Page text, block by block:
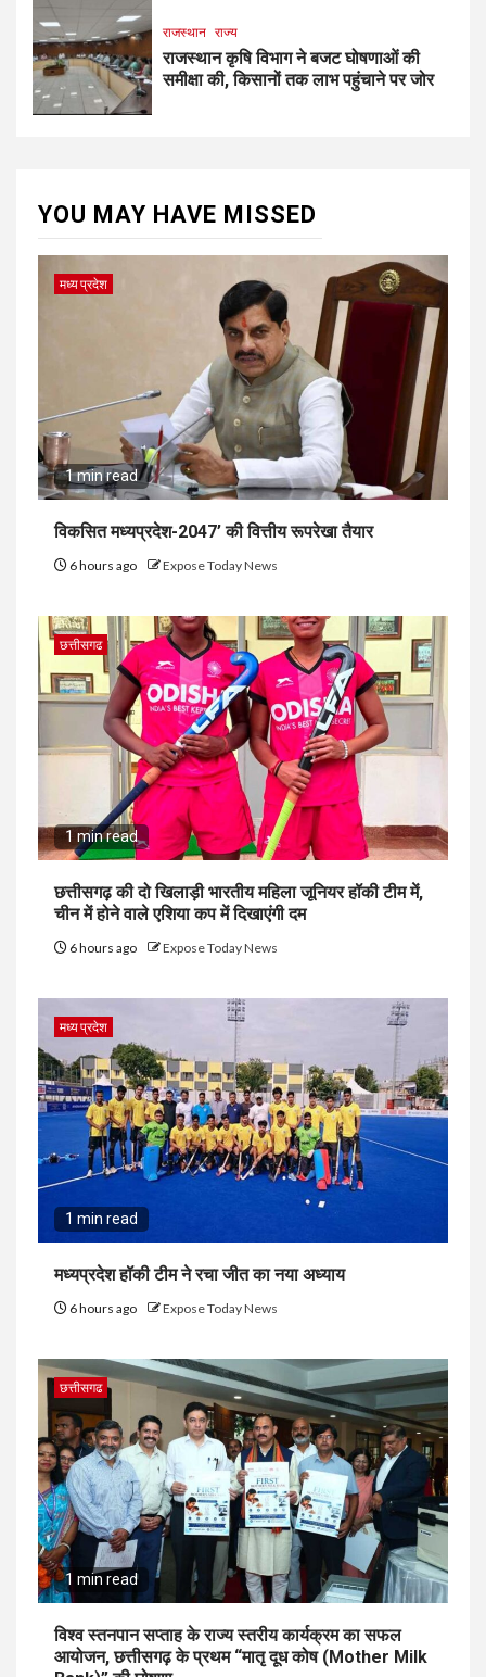
राजस्थान राज्य
राजस्थान कृषि विभाग ने बजट घोषणाओं की
समीक्षा की, किसानों तक लाभ पहुंचाने पर जोर
YOU MAY HAVE MISSED
मध्य प्रदेश
1 min read
विकसित मध्यप्रदेश-2047’ की वित्तीय रूपरेखा तैयार
6 hours ago Expose Today News
छत्तीसगढ
1 min read
छत्तीसगढ़ की दो खिलाड़ी भारतीय महिला जूनियर हॉकी टीम में,
चीन में होने वाले एशिया कप में दिखाएंगी दम
6 hours ago Expose Today News
मध्य प्रदेश
1 min read
मध्यप्रदेश हॉकी टीम ने रचा जीत का नया अध्याय
6 hours ago Expose Today News
छत्तीसगढ
1 min read
विश्व स्तनपान सप्ताह के राज्य स्तरीय कार्यक्रम का सफल
आयोजन, छत्तीसगढ़ के प्रथम “मातृ दूध कोष (Mother Milk